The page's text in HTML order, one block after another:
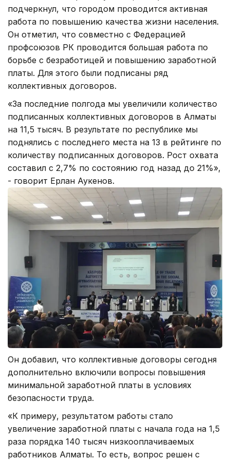
подчеркнул, что городом проводится активная
работа по повышению качества жизни населения.
Он отметил, что совместно с Федерацией
профсоюзов РК проводится большая работа по
борьбе с безработицей и повышению заработной
платы. Для этого были подписаны ряд
коллективных договоров.
«За последние полгода мы увеличили количество
подписанных коллективных договоров в Алматы
на 11,5 тысяч. В результате по республике мы
поднялись с последнего места на 13 в рейтинге по
количеству подписанных договоров. Рост охвата
составил с 2,7% по состоянию год назад до 21%»,
- говорит Ерлан Аукенов.
Он добавил, что коллективные договоры сегодня
дополнительно включили вопросы повышения
минимальной заработной платы в условиях
безопасности труда.
«К примеру, результатом работы стало
увеличение заработной платы с начала года на 1,5
раза порядка 140 тысяч низкооплачиваемых
работников Алматы. То есть, вопрос решен с